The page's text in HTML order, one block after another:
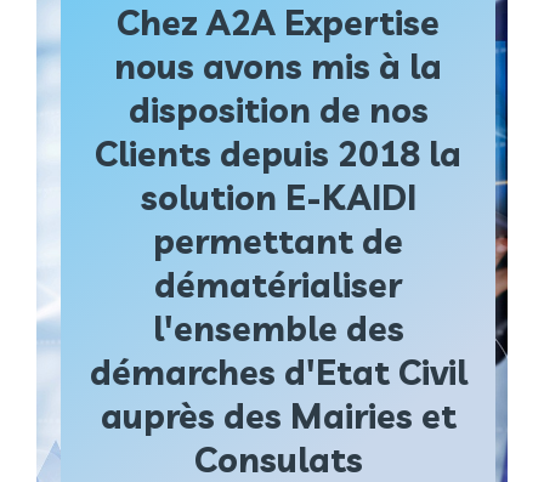
Chez A2A Expertise
nous avons mis à la
disposition de nos
Clients depuis 2018 la
solution E-KAIDI
permettant de
dématérialiser
l'ensemble des
démarches d'Etat Civil
auprès des Mairies et
Consulats